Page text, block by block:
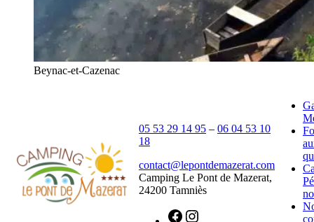
Beynac-et-Cazenac
05 53 29 14 95 – 06 04 53 10
18
contact@lepontdemazerat.com
Camping Le Pont de Mazerat,
24200 Tamniès